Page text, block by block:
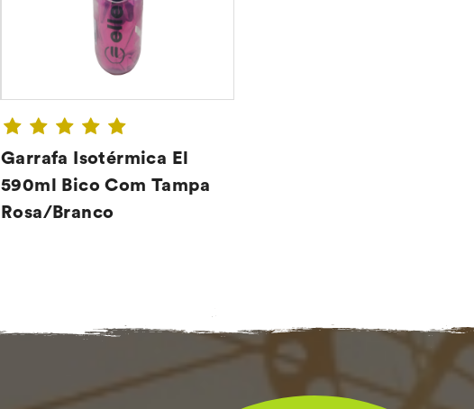
CONFIRA ➔
Garrafa Isotérmica El
590ml Bico Com Tampa
Rosa/Branco